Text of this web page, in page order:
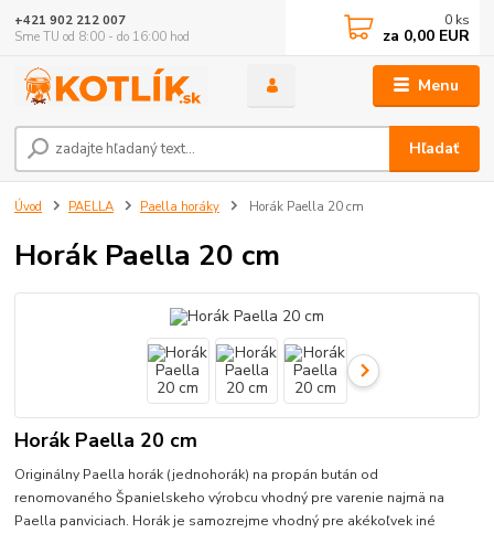
Menu
Hľadať
+421 902 212 007
Sme TU od 8:00 - do 16:00 hod
0 ks
za 0,00 EUR
Úvod PAELLA Paella horáky Horák Paella 20 cm
Horák Paella 20 cm
Horák Paella 20 cm
Originálny Paella horák (jednohorák) na propán bután od
renomovaného Španielskeho výrobcu vhodný pre varenie najmä na
Paella panviciach. Horák je samozrejme vhodný pre akékoľvek iné